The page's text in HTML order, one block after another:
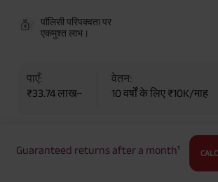
पॉलिसी परिपक्वता पर
एकमुश्त लाभ।
पाएँ:
₹33.74 लाख~
वेतन:
10 वर्षों के लिए ₹10K/माह
ऑनलाइन खरीदें अधिक जानते हैं
Guaranteed returns after a month¹